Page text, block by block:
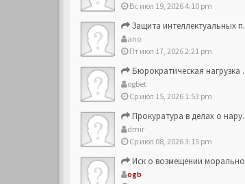
Вс июл 19, 2026 4:10 pm
Защита интеллектуальных прав и брендовых активов
ano
Пт июл 17, 2026 2:21 pm
Бюрократическая нагрузка на малый и средний бизнес
ogbet
Ср июл 15, 2026 1:53 pm
Прокуратура в делах о нарушении прав потребителей
dmir
Ср июл 08, 2026 3:15 pm
Иск о возмещении морального вреда против компании
ogb